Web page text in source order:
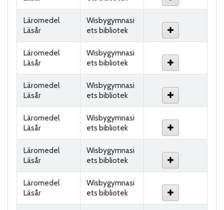
Läromedel
Läsår
Wisbygymnasi
ets bibliotek
Läromedel
Läsår
Wisbygymnasi
ets bibliotek
Läromedel
Läsår
Wisbygymnasi
ets bibliotek
Läromedel
Läsår
Wisbygymnasi
ets bibliotek
Läromedel
Läsår
Wisbygymnasi
ets bibliotek
Läromedel
Läsår
Wisbygymnasi
ets bibliotek